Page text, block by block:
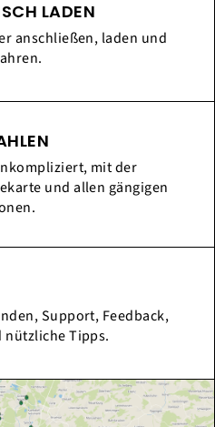
LADEN
anschließen, laden und
mit der
und allen gängigen
Support, Feedback,
nützliche Tipps.